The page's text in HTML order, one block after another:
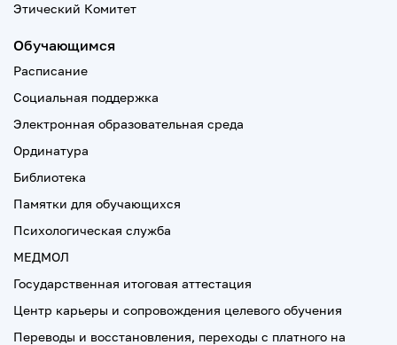
Этический Комитет
Обучающимся
Расписание
Социальная поддержка
Электронная образовательная среда
Ординатура
Библиотека
Памятки для обучающихся
Психологическая служба
МЕДМОЛ
Государственная итоговая аттестация
Центр карьеры и сопровождения целевого обучения
Переводы и восстановления, переходы с платного на